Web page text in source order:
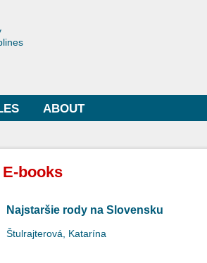
ABOUT
E-books
Najstaršie rody na Slovensku
Štulrajterová, Katarína